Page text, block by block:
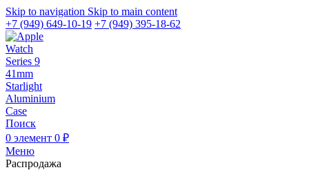
Skip to navigation Skip to main content
+7 (949) 649-10-19 +7 (949) 395-18-62
Поиск
0 элемент 0 ₽
Меню
Распродажа